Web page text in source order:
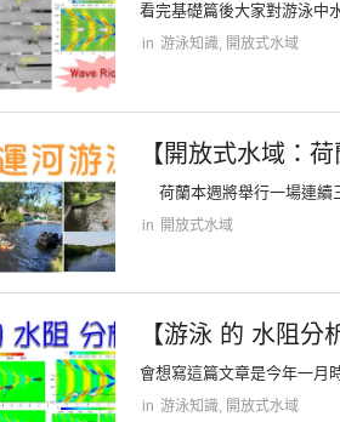
看完基礎篇後大家對游泳中
in 游泳知識, 開放式水域
【開放式水域：
荷蘭本週將舉行一場連續
in 開放式水域
【游泳 的 水阻分
會想寫這篇文章是今年一月
in 游泳知識, 開放式水域